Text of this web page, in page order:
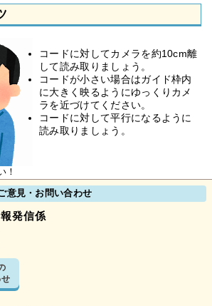
！
コードに対してカメラを約10cm離
して読み取りましょう。
コードが小さい場合はガイド枠内
に大きく映るようにゆっくりカメ
ラを近づけてください。
コードに対して平行になるように
読み取りましょう。
意見・お問い合わせ
発信係